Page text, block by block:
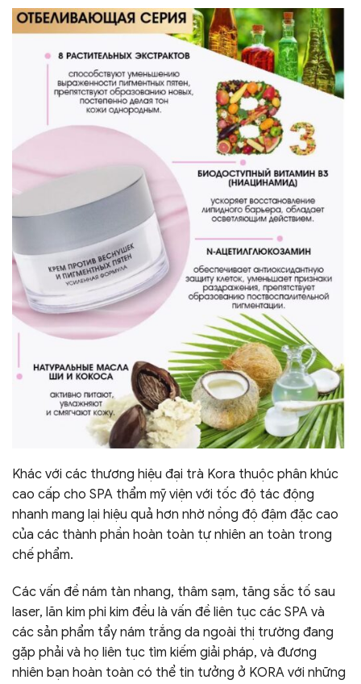
Khác với các thương hiệu đại trà Kora thuộc phân khúc
cao cấp cho SPA thẩm mỹ viện với tốc độ tác động
nhanh mang lại hiệu quả hơn nhờ nồng độ đậm đặc cao
của các thành phần hoàn toàn tự nhiên an toàn trong
chế phẩm.
Các vấn đề nám tàn nhang, thâm sạm, tăng sắc tố sau
laser, lăn kim phi kim đều là vấn đề liên tục các SPA và
các sản phẩm tẩy nám trắng da ngoài thị trường đang
gặp phải và họ liên tục tìm kiếm giải pháp, và đương
nhiên bạn hoàn toàn có thể tin tưởng ở KORA với những